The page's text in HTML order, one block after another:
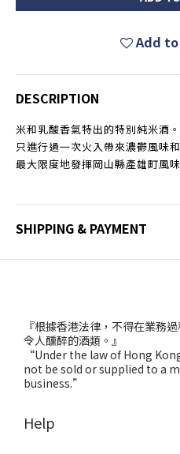
Add
DESCRIPTION
米和乳酸香氣特出的特別純米酒。
只進行過㇐次火入帶來濃鬱風味
最大限度地發揮岡山縣產雄町風
SHIPPING & PAYMENT
『根據香港法律，不得在業務
令人醺醉的酒類。』
“Under the law of Hong
not be sold or supplied to a
business.”
Help